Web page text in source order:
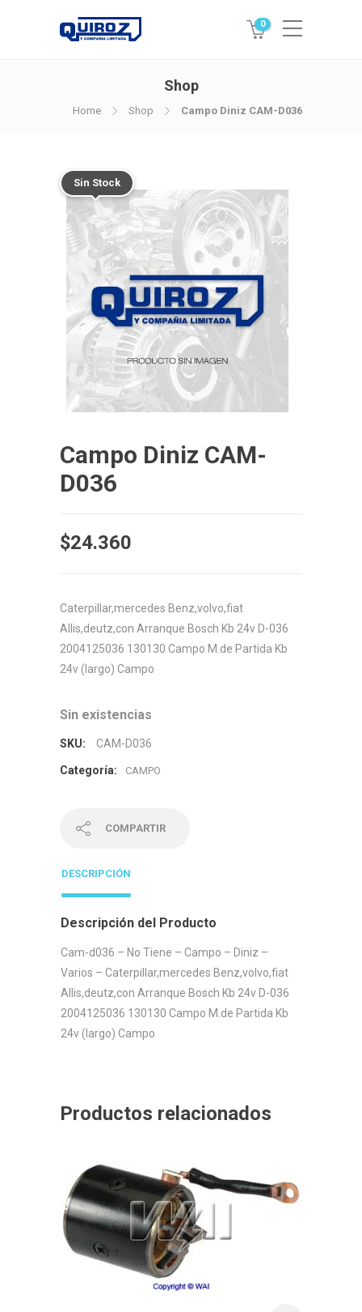
0
Shop
Home Shop Campo Diniz CAM-D036
Sin Stock
Campo Diniz CAM-
D036
$24.360
Caterpillar,mercedes Benz,volvo,fiat
Allis,deutz,con Arranque Bosch Kb 24v D-036
2004125036 130130 Campo M.de Partida Kb
24v (largo) Campo
Sin existencias
SKU: CAM-D036
Categoría: CAMPO
COMPARTIR
DESCRIPCIÓN
Descripción del Producto
Cam-d036 – No Tiene – Campo – Diniz –
Varios – Caterpillar,mercedes Benz,volvo,fiat
Allis,deutz,con Arranque Bosch Kb 24v D-036
2004125036 130130 Campo M.de Partida Kb
24v (largo) Campo
Productos relacionados